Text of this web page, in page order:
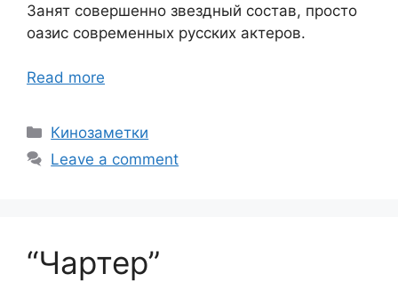
Занят совершенно звездный состав, просто
оазис современных русских актеров.
Read more
Categories
Кинозаметки
Leave a comment
“Чартер”